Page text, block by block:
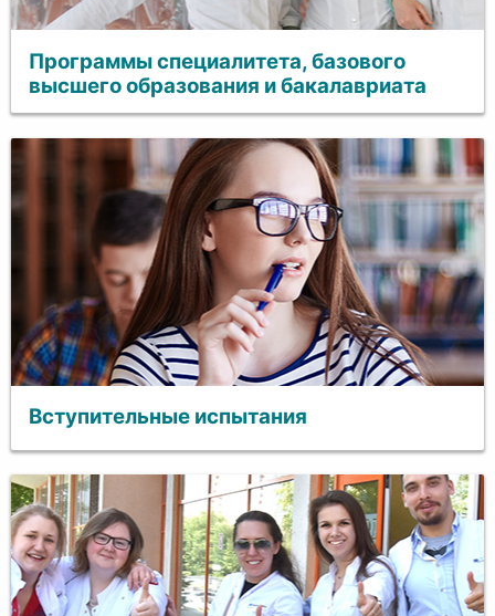
Программы специалитета, базового
высшего образования и бакалавриата
Вступительные испытания